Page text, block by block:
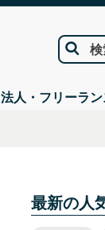
検
法人・フリーラン
最新の人